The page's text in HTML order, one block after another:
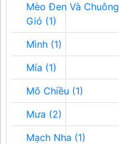
Mèo Đen Và Chuông
Gió (1)
Mình (1)
Mía (1)
Mõ Chiều (1)
Mưa (2)
Mạch Nha (1)